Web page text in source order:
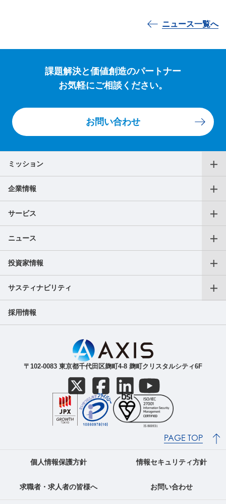
ニュース一覧へ
課題解決と価値創造のパートナー
お気軽にご相談ください。
お問い合わせ
ミッション
代表メッセージ
企業情報
役員一覧
沿革
アクセス
サービス
仕事をお探しの個人の方
転職支援サービス
フリーランス向けサービス
副業サービス
ご人材をお探しの法人の方
導入事例
ニュース
プレスリリース
AXIS Insights
投資家情報
会長CEOご挨拶
成長戦略
IR最新ニュース（適時開示等）
IR関連資料（決算短信等）
株主・株式関連
サスティナビリティ
SDGｓへの取り組み
採用情報
〒102-0083 東京都千代田区麹町4-8 麹町クリスタルシティ6F
個人情報保護方針 情報セキュリティ方針
求職者・求人者の皆様へ お問い合わせ
PAGE TOP